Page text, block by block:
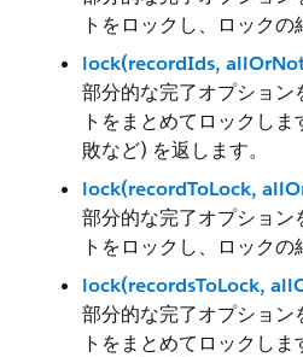
トをロックし、ロックの
lock(recordIds,
部分的な完了オプション
トをまとめてロックし
敗など) を返します。
lock(recordToLock,
部分的な完了オプション
トをロックし、ロックの
lock(recordsToLock,
部分的な完了オプション
トをまとめてロックし